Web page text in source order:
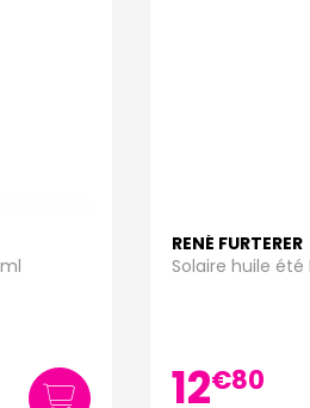
RENÉ FURTERER
Solaire huile été
12€80